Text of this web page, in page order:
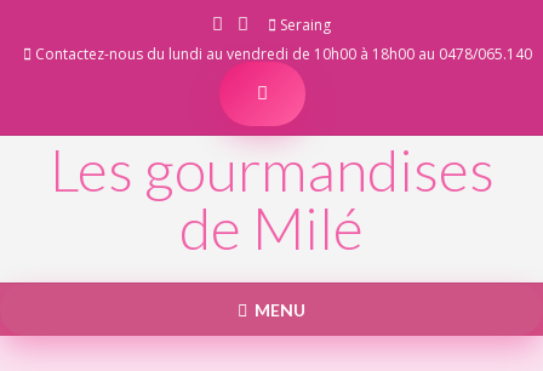
content
Seraing
Contactez-nous du lundi au vendredi de 10h00 à 18h00 au 0478/065.140
Les gourmandises
de Milé
MENU